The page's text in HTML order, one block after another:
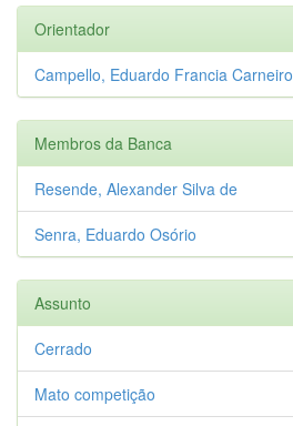
Orientador
Campello, Eduardo Francia Carneiro
Membros da Banca
Resende, Alexander Silva de
Senra, Eduardo Osório
Assunto
Cerrado
Mato competição